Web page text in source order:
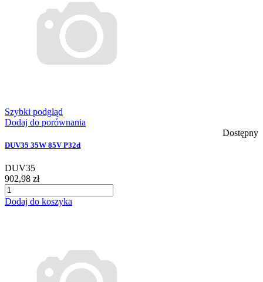
Szybki podgląd
Dodaj do porównania
Dostępny
DUV35 35W 85V P32d
DUV35
902,98 zł
Dodaj do koszyka